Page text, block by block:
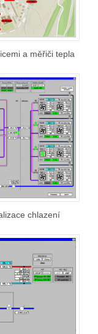
a měřiči tepla
chlazení